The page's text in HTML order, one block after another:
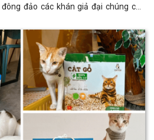
đảo các khán giả đại chúng cho
bị kỹ lưỡng trước khi bước vào vòng
tế. Cát Gỗ Catfee hân hạnh là nhà tài
cát mèo hữu cơ chất lượng, an toàn
hàng Cát gỗ Catfee đã nhận được sự
quan Lễ hội.